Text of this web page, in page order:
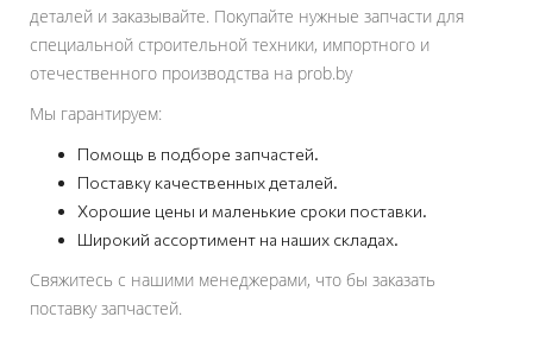
деталей и заказывайте. Покупайте нужные запчасти для
специальной строительной техники, импортного и
отечественного производства на prob.by
Мы гарантируем:
Помощь в подборе запчастей.
Поставку качественных деталей.
Хорошие цены и маленькие сроки поставки.
Широкий ассортимент на наших складах.
Свяжитесь с нашими менеджерами, что бы заказать
поставку запчастей.